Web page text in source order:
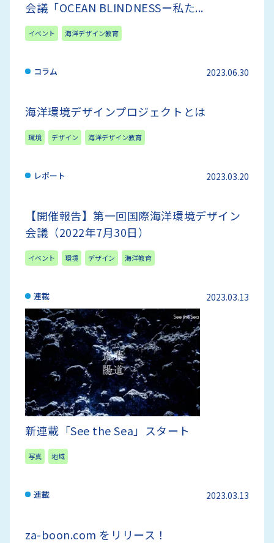
会議「OCEAN BLINDNESSー私た...
イベント 海洋デザイン教育
コラム 2023.06.30
海洋環境デザインプロジェクトとは
環境 デザイン 海洋デザイン教育
レポート 2023.03.20
【開催報告】第一回国際海洋環境デザイン
会議（2022年7月30日）
イベント 環境 デザイン 海洋教育
連載 2023.03.13
新連載「See the Sea」スタート
写真 地域
連載 2023.03.13
za-boon.com をリリース！